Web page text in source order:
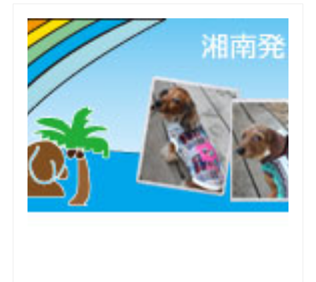
(7)
(2)
(4)
4)
(13)
(9)
(10 )
)
(11
(15)
10)
(16)
(17)
(19)
22)
(28)
(21)
23)
)